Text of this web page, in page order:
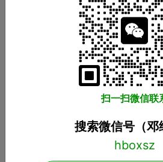
广州小程序开发 广州APP开发
APP开发：在设计APP时这
扫一扫微信联
搜索微信号（邓